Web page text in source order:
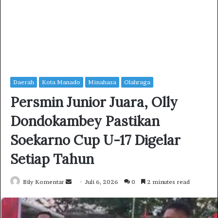
Daerah Kota Manado Minahasa Olahraga
Persmin Junior Juara, Olly
Dondokambey Pastikan
Soekarno Cup U-17 Digelar
Setiap Tahun
Bily Komentar
n
Juli 6, 2026 0 2 minutes read